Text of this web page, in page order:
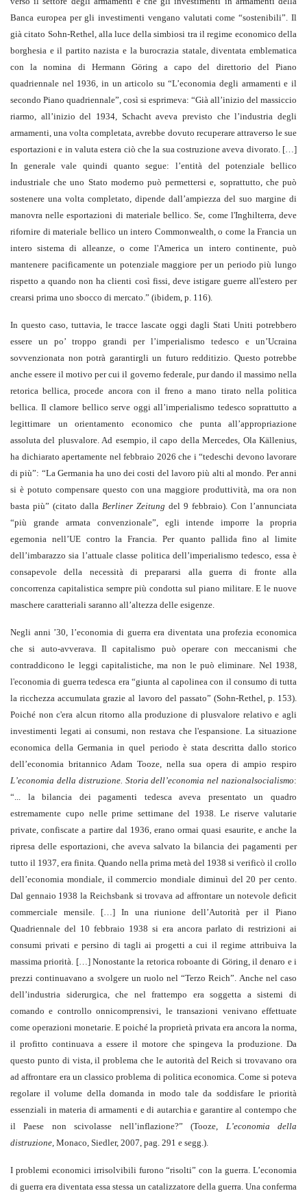
Banca europea per gli investimenti vengano valutati come “sostenibili”. Il
già citato Sohn-Rethel, alla luce della simbiosi tra il regime economico della
borghesia e il partito nazista e la burocrazia statale, diventata emblematica
con la nomina di Hermann Göring a capo del direttorio del Piano
quadriennale nel 1936, in un articolo su “L’economia degli armamenti e il
secondo Piano quadriennale”, così si esprimeva: “Già all’inizio del massiccio
riarmo, all’inizio del 1934, Schacht aveva previsto che l’industria degli
armamenti, una volta completata, avrebbe dovuto recuperare attraverso le sue
esportazioni e in valuta estera ciò che la sua costruzione aveva divorato. […]
In generale vale quindi quanto segue: l’entità del potenziale bellico
industriale che uno Stato moderno può permettersi e, soprattutto, che può
sostenere una volta completato, dipende dall’ampiezza del suo margine di
manovra nelle esportazioni di materiale bellico. Se, come l'Inghilterra, deve
rifornire di materiale bellico un intero Commonwealth, o come la Francia un
intero sistema di alleanze, o come l'America un intero continente, può
mantenere pacificamente un potenziale maggiore per un periodo più lungo
rispetto a quando non ha clienti così fissi, deve istigare guerre all'estero per
crearsi prima uno sbocco di mercato.” (ibidem, p. 116).
In questo caso, tuttavia, le tracce lascate oggi dagli Stati Uniti potrebbero
essere un po’ troppo grandi per l’imperialismo tedesco e un’Ucraina
sovvenzionata non potrà garantirgli un futuro redditizio. Questo potrebbe
anche essere il motivo per cui il governo federale, pur dando il massimo nella
retorica bellica, procede ancora con il freno a mano tirato nella politica
bellica. Il clamore bellico serve oggi all’imperialismo tedesco soprattutto a
legittimare un orientamento economico che punta all’appropriazione
assoluta del plusvalore. Ad esempio, il capo della Mercedes, Ola Källenius,
ha dichiarato apertamente nel febbraio 2026 che i “tedeschi devono lavorare
di più”: “La Germania ha uno dei costi del lavoro più alti al mondo. Per anni
si è potuto compensare questo con una maggiore produttività, ma ora non
basta più” (citato dalla Berliner Zeitung del 9 febbraio). Con l’annunciata
“più grande armata convenzionale”, egli intende imporre la propria
egemonia nell’UE contro la Francia. Per quanto pallida fino al limite
dell’imbarazzo sia l’attuale classe politica dell’imperialismo tedesco, essa è
consapevole della necessità di prepararsi alla guerra di fronte alla
concorrenza capitalistica sempre più condotta sul piano militare. E le nuove
maschere caratteriali saranno all’altezza delle esigenze.
Negli anni ’30, l’economia di guerra era diventata una profezia economica
che si auto-avverava. Il capitalismo può operare con meccanismi che
contraddicono le leggi capitalistiche, ma non le può eliminare. Nel 1938,
l'economia di guerra tedesca era “giunta al capolinea con il consumo di tutta
la ricchezza accumulata grazie al lavoro del passato” (Sohn-Rethel, p. 153).
Poiché non c'era alcun ritorno alla produzione di plusvalore relativo e agli
investimenti legati ai consumi, non restava che l'espansione. La situazione
economica della Germania in quel periodo è stata descritta dallo storico
dell’economia britannico Adam Tooze, nella sua opera di ampio respiro
L’economia della distruzione. Storia dell’economia nel nazionalsocialismo:
“... la bilancia dei pagamenti tedesca aveva presentato un quadro
estremamente cupo nelle prime settimane del 1938. Le riserve valutarie
private, confiscate a partire dal 1936, erano ormai quasi esaurite, e anche la
ripresa delle esportazioni, che aveva salvato la bilancia dei pagamenti per
tutto il 1937, era finita. Quando nella prima metà del 1938 si verificò il crollo
dell’economia mondiale, il commercio mondiale diminuì del 20 per cento.
Dal gennaio 1938 la Reichsbank si trovava ad affrontare un notevole deficit
commerciale mensile. […] In una riunione dell’Autorità per il Piano
Quadriennale del 10 febbraio 1938 si era ancora parlato di restrizioni ai
consumi privati e persino di tagli ai progetti a cui il regime attribuiva la
massima priorità. […] Nonostante la retorica roboante di Göring, il denaro e i
prezzi continuavano a svolgere un ruolo nel “Terzo Reich”. Anche nel caso
dell’industria siderurgica, che nel frattempo era soggetta a sistemi di
comando e controllo onnicomprensivi, le transazioni venivano effettuate
come operazioni monetarie. E poiché la proprietà privata era ancora la norma,
il profitto continuava a essere il motore che spingeva la produzione. Da
questo punto di vista, il problema che le autorità del Reich si trovavano ora
ad affrontare era un classico problema di politica economica. Come si poteva
regolare il volume della domanda in modo tale da soddisfare le priorità
essenziali in materia di armamenti e di autarchia e garantire al contempo che
il Paese non scivolasse nell’inflazione?” (Tooze, L’economia della
distruzione, Monaco, Siedler, 2007, pag. 291 e segg.).
I problemi economici irrisolvibili furono “risolti” con la guerra. L’economia
di guerra era diventata essa stessa un catalizzatore della guerra. Una conferma